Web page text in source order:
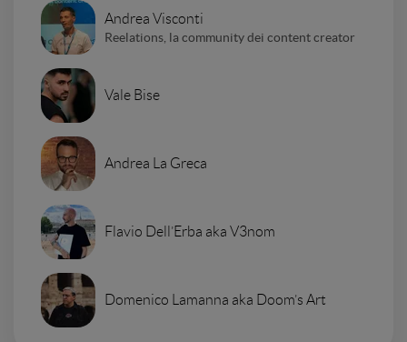
Andrea Visconti
Reelations, la community dei content creator
Vale Bise
Andrea La Greca
Flavio Dell’Erba aka V3nom
Domenico Lamanna aka Doom’s Art